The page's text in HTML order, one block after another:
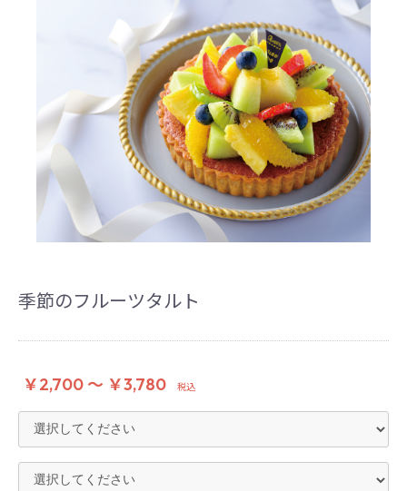
季節のフルーツタルト
￥2,700 ～ ￥3,780 税込